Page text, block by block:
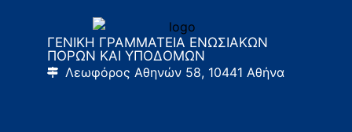
ΓΕΝΙΚΗ ΓΡΑΜΜΑΤΕΙΑ ΕΝΩΣΙΑΚΩΝ
ΠΟΡΩΝ ΚΑΙ ΥΠΟΔΟΜΩΝ
Λεωφόρος Αθηνών 58, 10441 Αθήνα